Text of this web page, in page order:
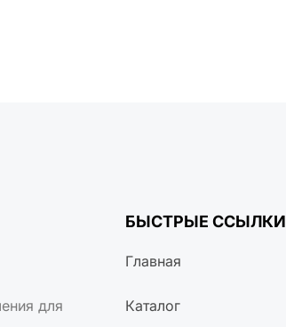
для
БЫСТРЫЕ ССЫЛКИ
Главная
Каталог